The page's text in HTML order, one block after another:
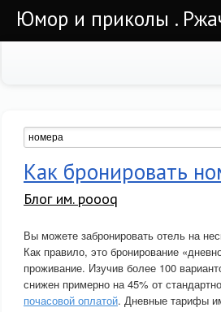
Юмор и приколы .
Как бронировать
Блог им. poooq
Вы можете забронировать отель на
Как правило, это бронирование
проживание. Изучив более 100
снижен примерно на 45% от
почасовой оплатой. Дневные тарифы